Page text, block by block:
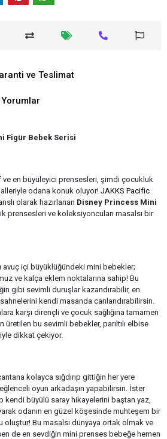
ve Teslimat
Yorumlar
Figür Bebek Serisi
ve en büyüleyici prensesleri, şimdi çocukluk
odana konuk oluyor! JAKKS Pacific
olarak hazırlanan Disney Princess Mini
prensesleri ve koleksiyoncuları masalsı bir
avuç içi büyüklüğündeki mini bebekler;
ve kalça eklem noktalarına sahip! Bu
gibi sevimli duruşlar kazandırabilir, en
kendi masanda canlandırabilirsin.
karşı dirençli ve çocuk sağlığına tamamen
üretilen bu sevimli bebekler, parıltılı elbise
dikkat çekiyor.
kolayca sığdırıp gittiğin her yere
oyun arkadaşın yapabilirsin. İster
kendi büyülü saray hikayelerini baştan yaz,
odanın en güzel köşesinde muhteşem bir
Bu masalsı dünyaya ortak olmak ve
de en sevdiğin mini prenses bebeğe hemen